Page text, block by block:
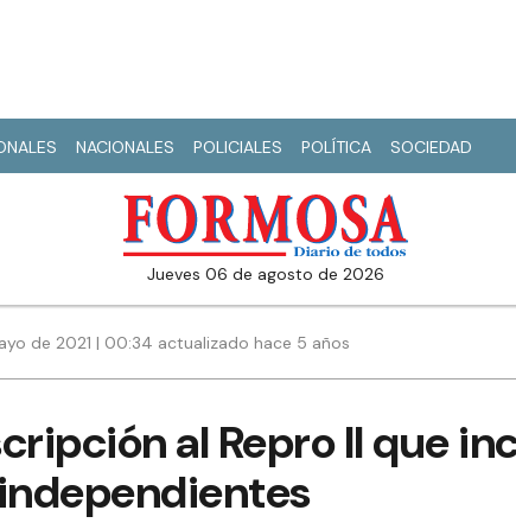
NACIONALES POLICIALES POLÍTICA SOCIEDAD
jueves 06 de agosto de 2026
de 2021 | 00:34 actualizado hace 5 años
al Repro II que